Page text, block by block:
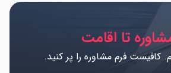
تا اقامت
کافیست فرم مشاوره را پر کنید.